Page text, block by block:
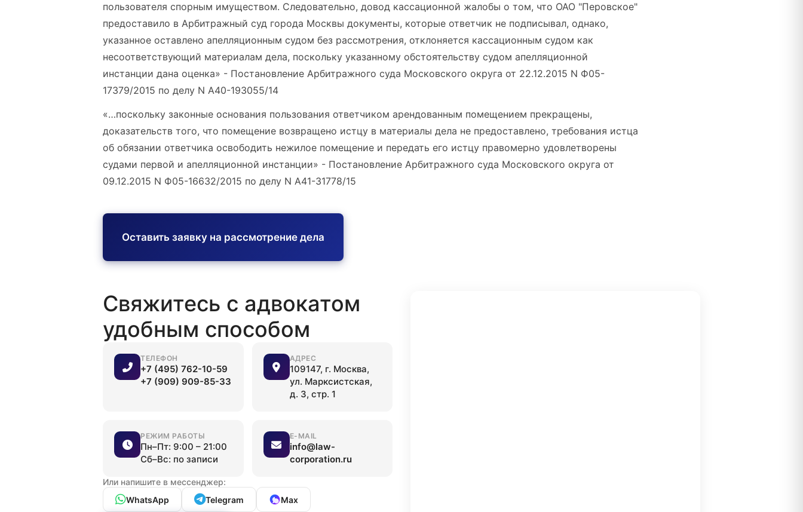
пользователя спорным имуществом. Следовательно, довод кассационной жалобы о том, что ОАО "Перовское"
предоставило в Арбитражный суд города Москвы документы, которые ответчик не подписывал, однако,
указанное оставлено апелляционным судом без рассмотрения, отклоняется кассационным судом как
несоответствующий материалам дела, поскольку указанному обстоятельству судом апелляционной
инстанции дана оценка» - Постановление Арбитражного суда Московского округа от 22.12.2015 N Ф05-
17379/2015 по делу N А40-193055/14
«…поскольку законные основания пользования ответчиком арендованным помещением прекращены,
доказательств того, что помещение возвращено истцу в материалы дела не предоставлено, требования истца
об обязании ответчика освободить нежилое помещение и передать его истцу правомерно удовлетворены
судами первой и апелляционной инстанции» - Постановление Арбитражного суда Московского округа от
09.12.2015 N Ф05-16632/2015 по делу N А41-31778/15
Оставить заявку на рассмотрение дела
Свяжитесь с адвокатом
удобным способом
ТЕЛЕФОН
+7 (495) 762-10-59
+7 (909) 909-85-33
АДРЕС
109147, г. Москва,
ул. Марксистская,
д. 3, стр. 1
РЕЖИМ РАБОТЫ
Пн–Пт: 9:00 – 21:00
Сб–Вс: по записи
E-MAIL
info@law-
corporation.ru
Или напишите в мессенджер:
WhatsApp
Telegram Max